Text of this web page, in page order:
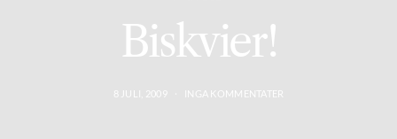
Biskvier!
8 JULI, 2009 INGA KOMMENTATER